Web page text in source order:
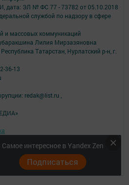
Самое интересное в Yandex Zen
Подписаться
дата: ЭЛ № ФС 77 -⁠ 73782 от 05.10.2018
службой по надзору в сфере
и массовых коммуникаций
Лилия Мирзазяновна
Татарстан, Нурлатский р-н, г.
36-13
redak@list.ru ,
для персонализации сервисов и
отменить в настройках браузера.